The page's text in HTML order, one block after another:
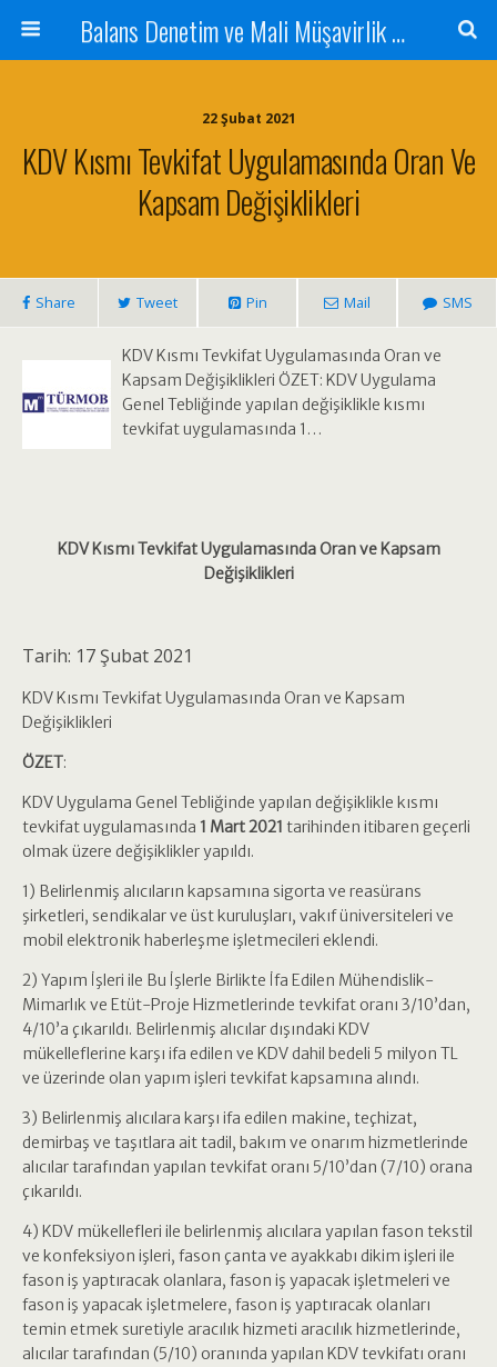
Balans Denetim ve Mali Müşavirlik Hizmetleri
22 Şubat 2021
KDV Kısmı Tevkifat Uygulamasında Oran Ve
Kapsam Değişiklikleri
Share Tweet Pin Mail SMS
KDV Kısmı Tevkifat Uygulamasında Oran ve
Kapsam Değişiklikleri ÖZET: KDV Uygulama
Genel Tebliğinde yapılan değişiklikle kısmı
tevkifat uygulamasında 1…
KDV Kısmı Tevkifat Uygulamasında Oran ve Kapsam
Değişiklikleri
Tarih: 17 Şubat 2021
KDV Kısmı Tevkifat Uygulamasında Oran ve Kapsam
Değişiklikleri
ÖZET:
KDV Uygulama Genel Tebliğinde yapılan değişiklikle kısmı
tevkifat uygulamasında 1 Mart 2021 tarihinden itibaren geçerli
olmak üzere değişiklikler yapıldı.
1) Belirlenmiş alıcıların kapsamına sigorta ve reasürans
şirketleri, sendikalar ve üst kuruluşları, vakıf üniversiteleri ve
mobil elektronik haberleşme işletmecileri eklendi.
2) Yapım İşleri ile Bu İşlerle Birlikte İfa Edilen Mühendislik-
Mimarlık ve Etüt-Proje Hizmetlerinde tevkifat oranı 3/10’dan,
4/10’a çıkarıldı. Belirlenmiş alıcılar dışındaki KDV
mükelleflerine karşı ifa edilen ve KDV dahil bedeli 5 milyon TL
ve üzerinde olan yapım işleri tevkifat kapsamına alındı.
3) Belirlenmiş alıcılara karşı ifa edilen makine, teçhizat,
demirbaş ve taşıtlara ait tadil, bakım ve onarım hizmetlerinde
alıcılar tarafından yapılan tevkifat oranı 5/10’dan (7/10) orana
çıkarıldı.
4) KDV mükellefleri ile belirlenmiş alıcılara yapılan fason tekstil
ve konfeksiyon işleri, fason çanta ve ayakkabı dikim işleri ile
fason iş yaptıracak olanlara, fason iş yapacak işletmeleri ve
fason iş yapacak işletmelere, fason iş yaptıracak olanları
temin etmek suretiyle aracılık hizmeti aracılık hizmetlerinde,
alıcılar tarafından (5/10) oranında yapılan KDV tevkifatı oranı